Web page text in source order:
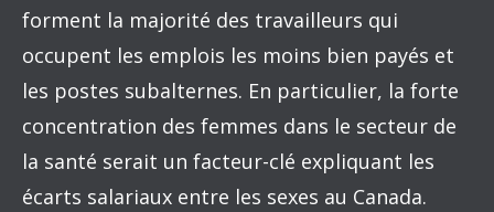
forment la majorité des travailleurs qui
occupent les emplois les moins bien payés et
les postes subalternes. En particulier, la forte
concentration des femmes dans le secteur de
la santé serait un facteur-clé expliquant les
écarts salariaux entre les sexes au Canada.